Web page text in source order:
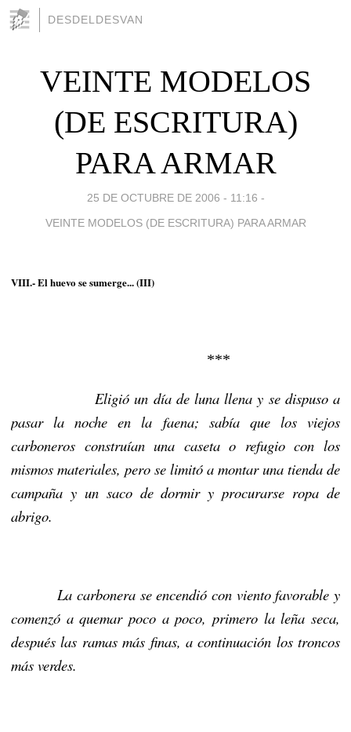
DESDELDESVAN
VEINTE MODELOS
(DE ESCRITURA)
PARA ARMAR
25 DE OCTUBRE DE 2006 - 11:16 -
VEINTE MODELOS (DE ESCRITURA) PARA ARMAR
VIII.- El huevo se sumerge... (III)
***
Eligió un día de luna llena y se dispuso a
pasar la noche en la faena; sabía que los viejos
carboneros construían una caseta o refugio con los
mismos materiales, pero se limitó a montar una tienda de
campaña y un saco de dormir y procurarse ropa de
abrigo.
La carbonera se encendió con viento favorable y
comenzó a quemar poco a poco, primero la leña seca,
después las ramas más finas, a continuación los troncos
más verdes.